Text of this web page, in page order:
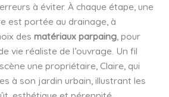
à éviter. À chaque étape, une
est portée au drainage, à
des matériaux parpaing, pour
vie réaliste de l’ouvrage. Un fil
une propriétaire, Claire, qui
à son jardin urbain, illustrant les